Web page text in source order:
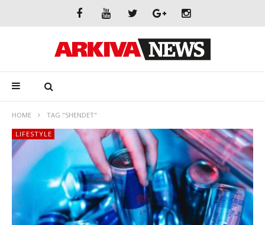
HOME TAG "SHENDET"
LIFESTYLE